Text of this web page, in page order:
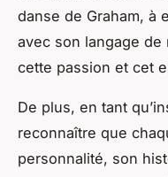
danse de Graham, à
avec son langage de
cette passion et cet
De plus, en tant
reconnaître que
personnalité, son